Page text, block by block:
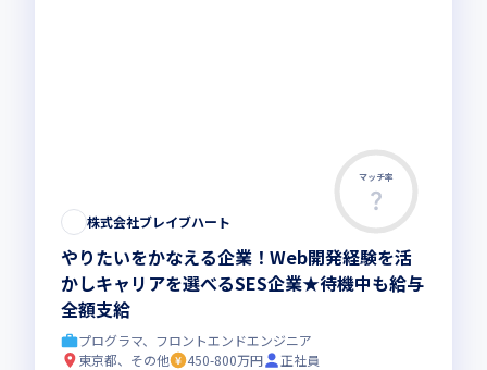
マッチ率
株式会社ブレイブハート
やりたいをかなえる企業！Web開発経験を活
かしキャリアを選べるSES企業★待機中も給与
全額支給
プログラマ、フロントエンドエンジニア
東京都、その他
450-800万円
正社員